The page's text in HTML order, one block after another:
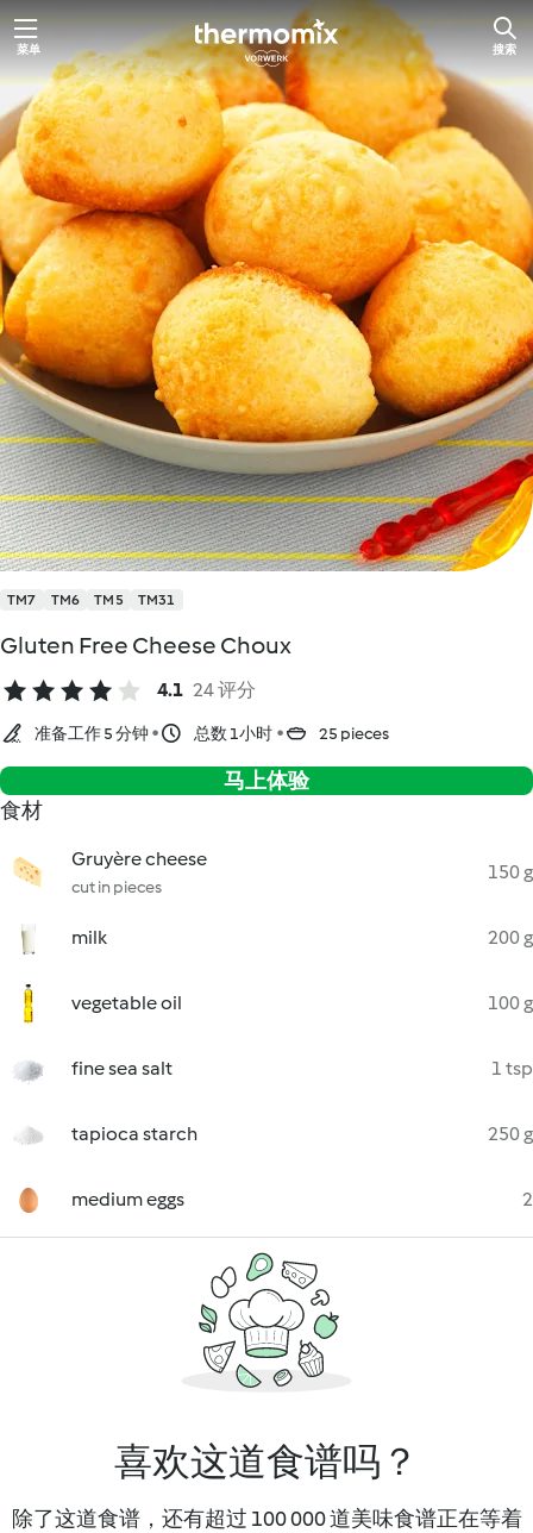
跳
至
内
容
菜单 搜索
TM7 TM6 TM5 TM31
Gluten Free Cheese Choux
4.1 24 评分
准备工作 5 分钟 总数 1小时 25 pieces
马上体验
食材
Gruyère cheese
cut in pieces
150 g
milk 200 g
vegetable oil 100 g
fine sea salt 1 tsp
tapioca starch 250 g
medium eggs 2
喜欢这道食谱吗？
除了这道食谱，还有超过 100 000 道美味食谱正在等着